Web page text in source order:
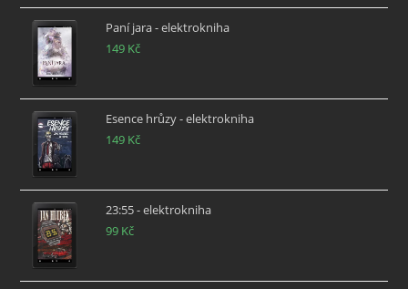
Paní jara - elektrokniha
149 Kč
Esence hrůzy - elektrokniha
149 Kč
23:55 - elektrokniha
99 Kč